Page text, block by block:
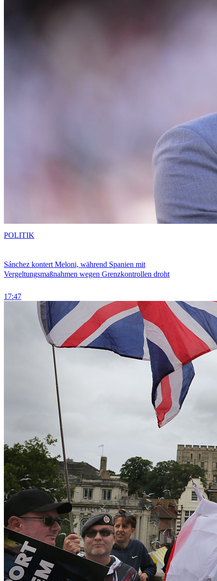
Sánchez kontert Meloni, während Spanien mit
Vergeltungsmaßnahmen wegen Grenzkontrollen droht
17:47
POLITIK